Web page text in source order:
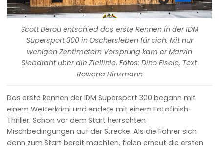
Scott Derou entschied das erste Rennen in der IDM
Supersport 300 in Oschersleben für sich. Mit nur
wenigen Zentimetern Vorsprung kam er Marvin
Siebdraht über die Ziellinie. Fotos: Dino Eisele, Text:
Rowena Hinzmann
Das erste Rennen der IDM Supersport 300 begann mit
einem Wetterkrimi und endete mit einem Fotofinish-
Thriller. Schon vor dem Start herrschten
Mischbedingungen auf der Strecke. Als die Fahrer sich
dann zum Start bereit machten, fielen erneut die ersten